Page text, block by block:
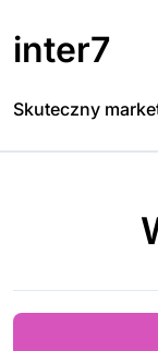
to
content
inter7
Skuteczny